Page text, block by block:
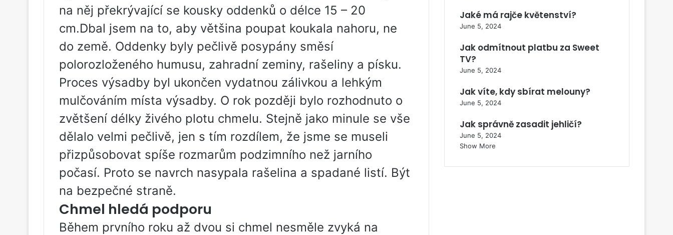
na něj překrývající se kousky oddenků o délce 15 – 20
cm.Dbal jsem na to, aby většina poupat koukala nahoru, ne
do země. Oddenky byly pečlivě posypány směsí
polorozloženého humusu, zahradní zeminy, rašeliny a písku.
Proces výsadby byl ukončen vydatnou zálivkou a lehkým
mulčováním místa výsadby. O rok později bylo rozhodnuto o
zvětšení délky živého plotu chmelu. Stejně jako minule se vše
dělalo velmi pečlivě, jen s tím rozdílem, že jsme se museli
přizpůsobovat spíše rozmarům podzimního než jarního
počasí. Proto se navrch nasypala rašelina a spadané listí. Být
na bezpečné straně.
Chmel hledá podporu
Během prvního roku až dvou si chmel nesměle zvyká na
Jaké má rajče květenství?
June 5, 2024
Jak odmítnout platbu za Sweet
TV?
June 5, 2024
Jak víte, kdy sbírat melouny?
June 5, 2024
Jak správně zasadit jehličí?
June 5, 2024
Show More